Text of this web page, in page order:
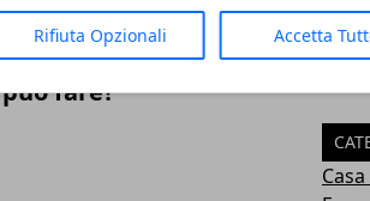
Rifiuta Opzionali Accetta
fare?